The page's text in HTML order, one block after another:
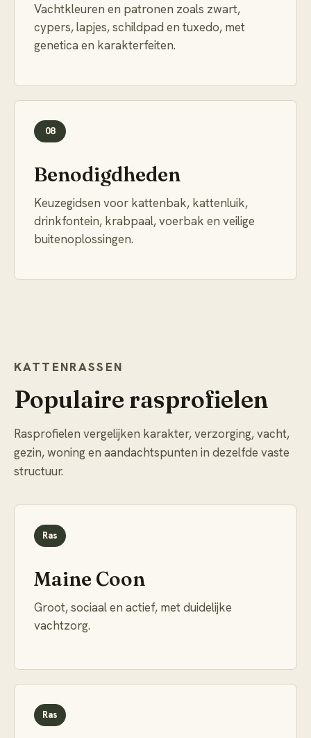
Vachtkleuren en patronen zoals zwart,
cypers, lapjes, schildpad en tuxedo, met
genetica en karakterfeiten.
08
Benodigdheden
Keuzegidsen voor kattenbak, kattenluik,
drinkfontein, krabpaal, voerbak en veilige
buitenoplossingen.
KATTENRASSEN
Populaire rasprofielen
Rasprofielen vergelijken karakter, verzorging, vacht,
gezin, woning en aandachtspunten in dezelfde vaste
structuur.
Ras
Maine Coon
Groot, sociaal en actief, met duidelijke
vachtzorg.
Ras